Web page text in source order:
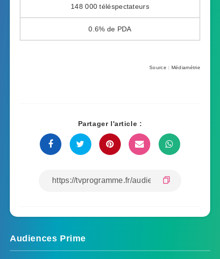
148 000
0.6%
Source : Médiamétrie
Partager l'article :
Audiences Prime